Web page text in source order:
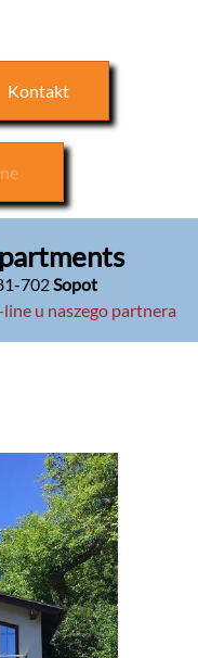
Kontakt
702Sopot
u naszego partnera